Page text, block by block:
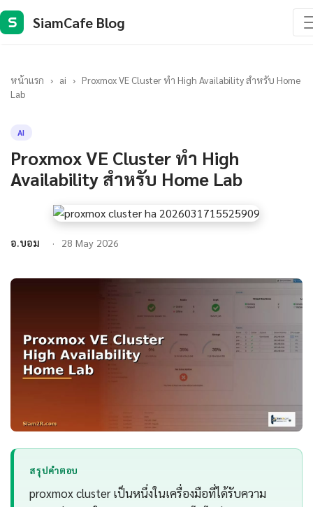
S SiamCafe Blog
หน้าแรก › ai › Proxmox VE Cluster ทำ High Availability สำหรับ Home
Lab
AI
Proxmox VE Cluster ทำ High
Availability สำหรับ Home Lab
อ.บอม 28 May 2026
สรุปคำตอบ
proxmox cluster เป็นหนึ่งในเครื่องมือที่ได้รับความ